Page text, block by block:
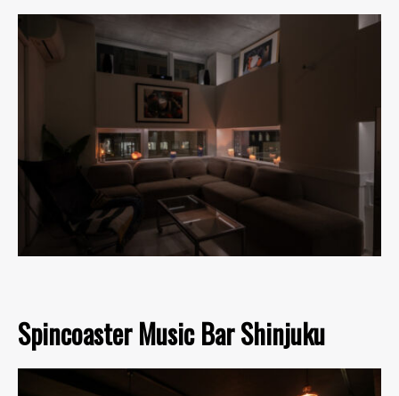
Spincoaster Music Bar Shinjuku